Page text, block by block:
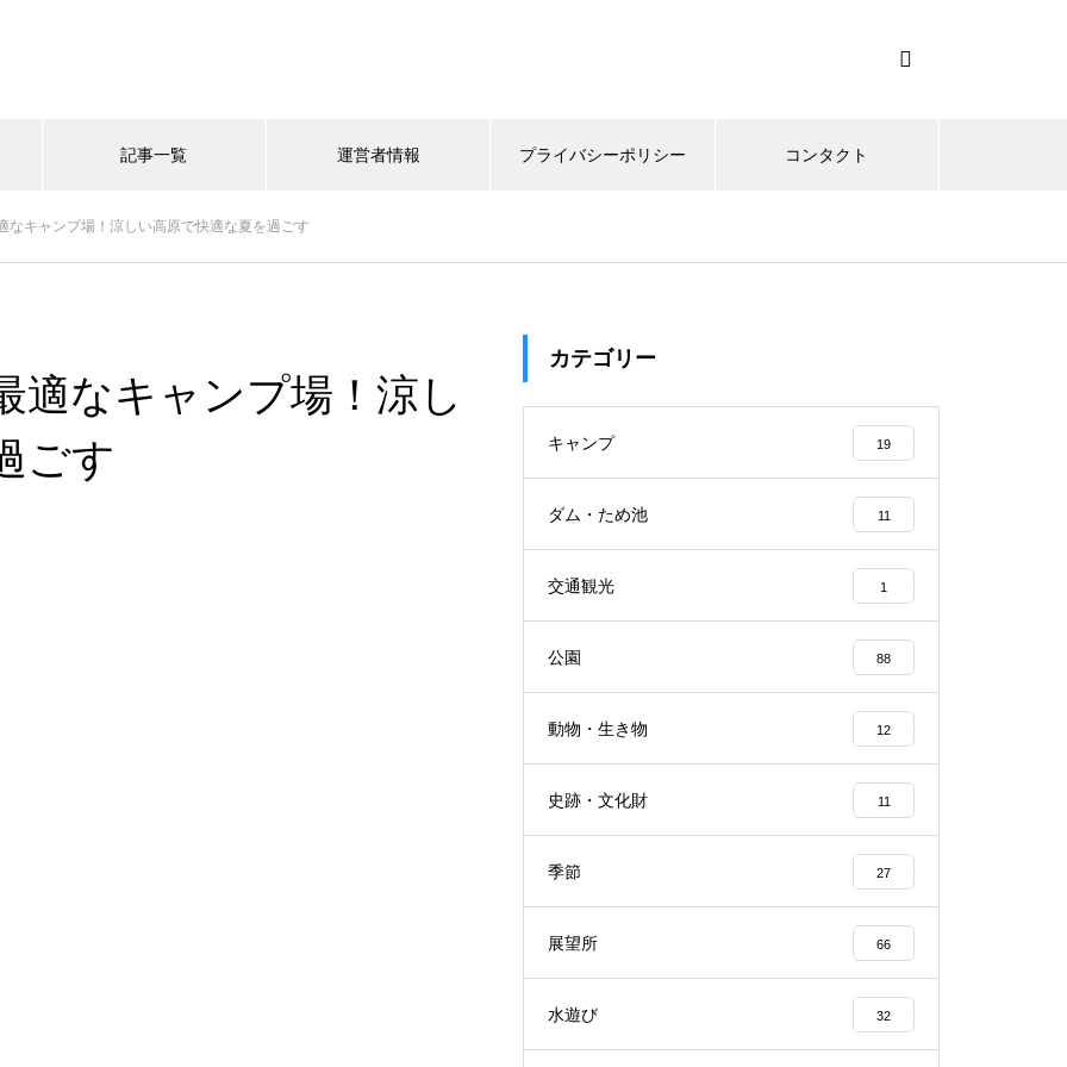
記事一覧 運営者情報 プライバシーポリシー コンタクト
なキャンプ場！涼しい高原で快適な夏を過ごす
適なキャンプ場！涼し
ごす
カテゴリー
キャンプ 19
ダム・ため池 11
交通観光 1
公園 88
動物・生き物 12
史跡・文化財 11
季節 27
展望所 66
水遊び 32